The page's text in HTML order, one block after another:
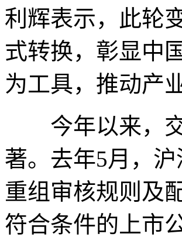
利辉表示，此轮
式转换，彰显中
为工具，推动产
今年以来，交
著。去年5月，
重组审核规则及
符合条件的上市